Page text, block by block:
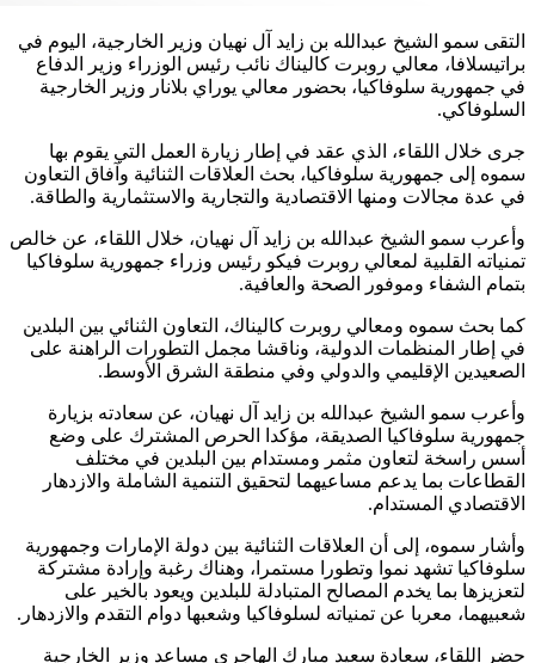
التقى سمو الشيخ عبدالله بن زايد آل نهيان وزير الخارجية، اليوم في
براتيسلافا، معالي روبرت كاليناك نائب رئيس الوزراء وزير الدفاع
في جمهورية سلوفاكيا، بحضور معالي يوراي بلانار وزير الخارجية
السلوفاكي.
جرى خلال اللقاء، الذي عقد في إطار زيارة العمل التي يقوم بها
سموه إلى جمهورية سلوفاكيا، بحث العلاقات الثنائية وآفاق التعاون
في عدة مجالات ومنها الاقتصادية والتجارية والاستثمارية والطاقة.
وأعرب سمو الشيخ عبدالله بن زايد آل نهيان، خلال اللقاء، عن خالص
تمنياته القلبية لمعالي روبرت فيكو رئيس وزراء جمهورية سلوفاكيا
بتمام الشفاء وموفور الصحة والعافية.
كما بحث سموه ومعالي روبرت كاليناك، التعاون الثنائي بين البلدين
في إطار المنظمات الدولية، وناقشا مجمل التطورات الراهنة على
الصعيدين الإقليمي والدولي وفي منطقة الشرق الأوسط.
وأعرب سمو الشيخ عبدالله بن زايد آل نهيان، عن سعادته بزيارة
جمهورية سلوفاكيا الصديقة، مؤكدا الحرص المشترك على وضع
أسس راسخة لتعاون مثمر ومستدام بين البلدين في مختلف
القطاعات بما يدعم مساعيهما لتحقيق التنمية الشاملة والازدهار
الاقتصادي المستدام.
وأشار سموه، إلى أن العلاقات الثنائية بين دولة الإمارات وجمهورية
سلوفاكيا تشهد نموا وتطورا مستمرا، وهناك رغبة وإرادة مشتركة
لتعزيزها بما يخدم المصالح المتبادلة للبلدين ويعود بالخير على
شعبيهما، معربا عن تمنياته لسلوفاكيا وشعبها دوام التقدم والازدهار.
حضر اللقاء، سعادة سعيد مبارك الهاجري مساعد وزير الخارجية